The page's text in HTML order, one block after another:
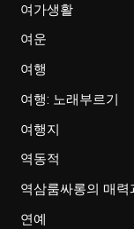
여가생활
여운
여행
여행: 노래부르기
여행지
역동적
역삼룸싸롱의 매
연예